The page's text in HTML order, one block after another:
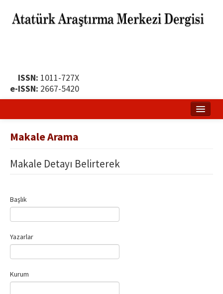
ISSN: 1011-727X
e-ISSN: 2667-5420
Yayın Politikası
Yayın İlkeleri
Yazar Rehberi
İletişim
Makale Arama
Makale Detayı Belirterek
Başlık
Yazarlar
Kurum